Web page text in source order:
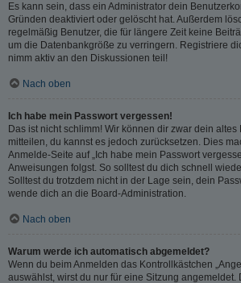
Es kann sein, dass ein Administrator dein
Gründen deaktiviert oder gelöscht hat. Außerdem
regelmäßig Benutzer, die für längere Zeit keine
um die Datenbankgröße zu verringern. Registriere
nimm aktiv an den Diskussionen teil!
Nach oben
Ich habe mein Passwort vergessen!
Das ist nicht schlimm! Wir können dir zwar dein
mitteilen, du kannst es jedoch zurücksetzen. Dies
Anmelde-Seite auf „Ich habe mein Passwort
Anweisungen folgst. So solltest du dich schnell
Solltest du trotzdem nicht in der Lage sein, dein
wende dich an die Board-Administration.
Nach oben
Warum werde ich automatisch abgemeldet?
Wenn du beim Anmelden das Kontrollkästchen
auswählst, wirst du nur für eine Sitzung angemeldet.